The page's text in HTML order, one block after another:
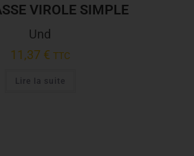
VIROLE SIMPLE
Und
11,37 € TTC
Lire la suite